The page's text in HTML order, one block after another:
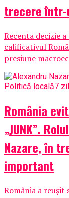
trecere
Recenta decizie
calificativul
presiune
Politică locală7
România
„JUNK”.
Nazare, în
important
România a